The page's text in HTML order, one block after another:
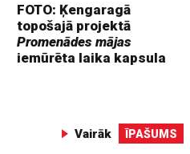
FOTO: Ķengaragā
topošajā projektā
Promenādes mājas
iemūrēta laika kapsula
Vairāk ĪPAŠUMS